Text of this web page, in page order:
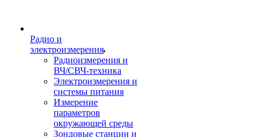
Радио и
электроизмерения
Радиоизмерения и
ВЧ/СВЧ-техника
Электроизмерения и
системы питания
Измерение
параметров
окружающей среды
Зондовые станции и